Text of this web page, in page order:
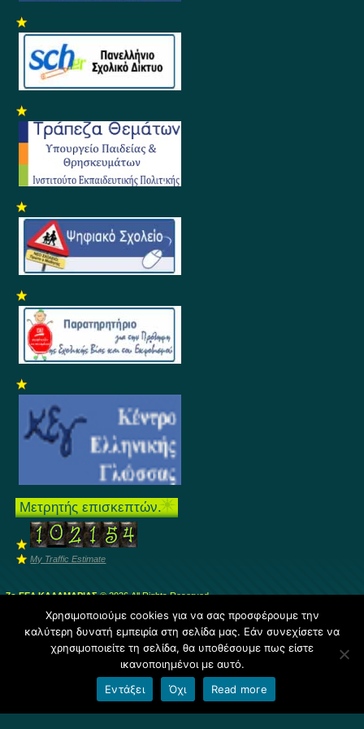
Μετρητής επισκεπτών.
My Traffic Estimate
7ο ΓΕΛ ΚΑΛΑΜΑΡΙΑΣ© 2026 All Rights Reserved.
και
Φιλοξενείται από Blogs.sch.gr
Όροι χρήσης blogs.sch.gr|Δήλωση προσβασιμότητας
Χρησιμοποιούμε cookies για να σας προσφέρουμε την
καλύτερη δυνατή εμπειρία στη σελίδα μας. Εάν συνεχίσετε να
χρησιμοποιείτε τη σελίδα, θα υποθέσουμε πως είστε
ικανοποιημένοι με αυτό.
Εντάξει
Όχι Read more